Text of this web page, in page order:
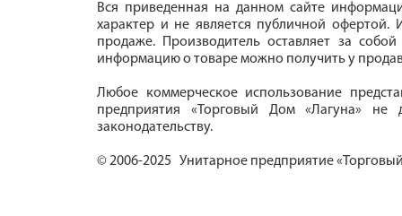
Вся приведенная на данном сайте
характер и не является публичной офертой.
продаже. Производитель оставляет за
информацию о товаре можно получить у
Любое коммерческое использование
предприятия «Торговый Дом «Лагуна» не
законодательству.
© 2006-2025 Унитарное предприятие